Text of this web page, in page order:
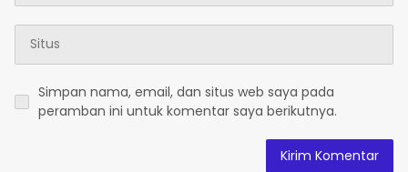
Simpan nama, email, dan situs web saya pada
peramban ini untuk komentar saya berikutnya.